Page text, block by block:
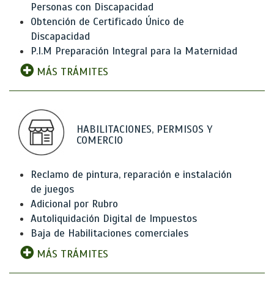
Personas con Discapacidad
Obtención de Certificado Único de
Discapacidad
P.I.M Preparación Integral para la Maternidad
MÁS TRÁMITES
HABILITACIONES, PERMISOS Y
COMERCIO
Reclamo de pintura, reparación e instalación
de juegos
Adicional por Rubro
Autoliquidación Digital de Impuestos
Baja de Habilitaciones comerciales
MÁS TRÁMITES